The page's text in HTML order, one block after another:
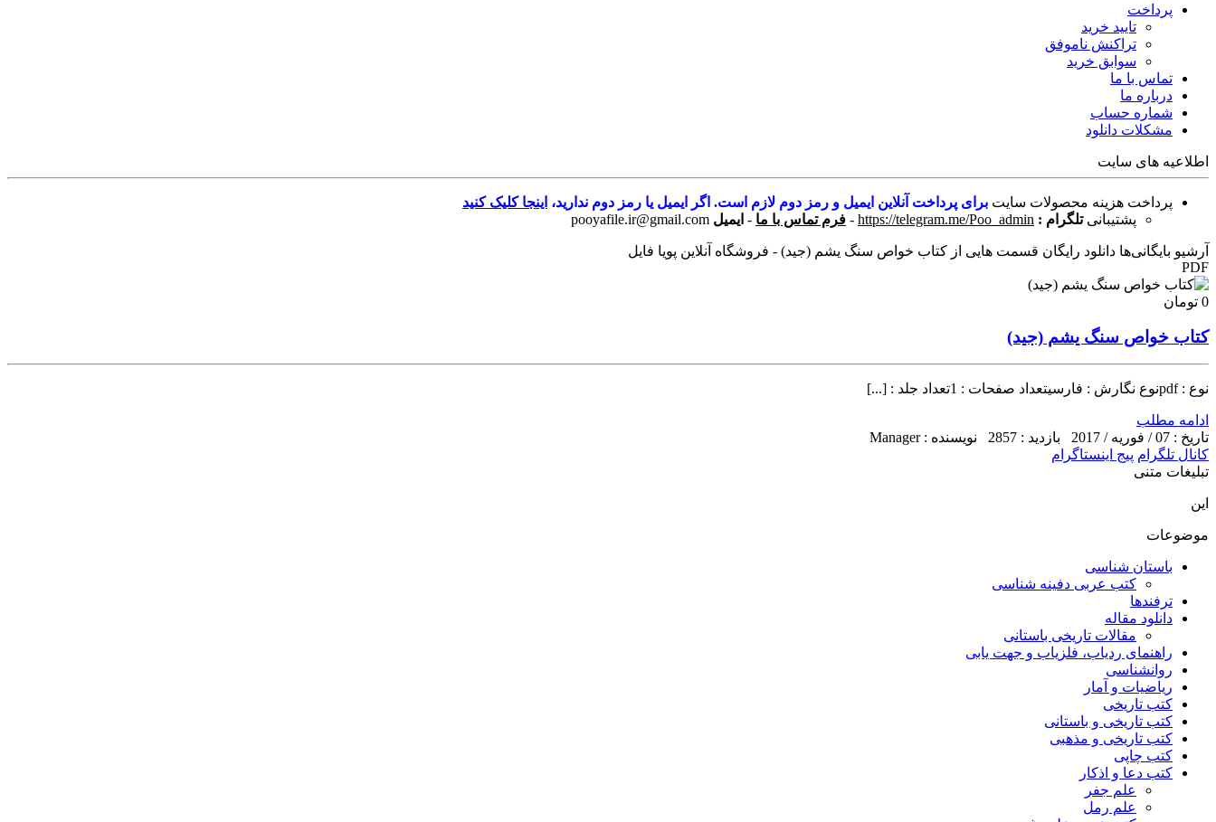
پرداخت
تایید خرید
تراکنش ناموفق
سوابق خرید
تماس با ما
درباره ما
شماره حساب
مشکلات دانلود
اطلاعیه های سایت
پرداخت هزینه محصولات سایت برای پرداخت آنلاین ایمیل و رمز دوم لازم است. اگر ایمیل یا رمز دوم ندارید، اینجا کلیک کنید
پشتیبانی تلگرام : https://telegram.me/Poo_admin
- فرم تماس با ما - ایمیل pooyafile.ir@gmail.com
آرشیو بایگانی‌ها دانلود رایگان قسمت هایی از کتاب خواص سنگ یشم (جید) - فروشگاه آنلاین پویا فایل
PDF
0 تومان
کتاب خواص سنگ یشم (جید)
نوع : pdfنوع نگارش : فارسیتعداد صفحات : 1تعداد جلد : [...]
ادامه مطلب
تاریخ : 07 / فوریه / 2017
بازدید : 2857
نویسنده : Manager
کانال تلگرام پیج اینستاگرام
تبلیغات متنی
این
موضوعات
باستان شناسی
کتب عربی دفینه شناسی
ترفندها
دانلود مقاله
مقالات تاریخی باستانی
راهنمای ردیاب، فلزیاب و جهت یابی
روانشناسی
ریاضیات و آمار
کتب تاریخی
کتب تاریخی و باستانی
کتب تاریخی و مذهبی
کتب چاپی
کتب دعا و اذکار
علم جفر
علم رمل